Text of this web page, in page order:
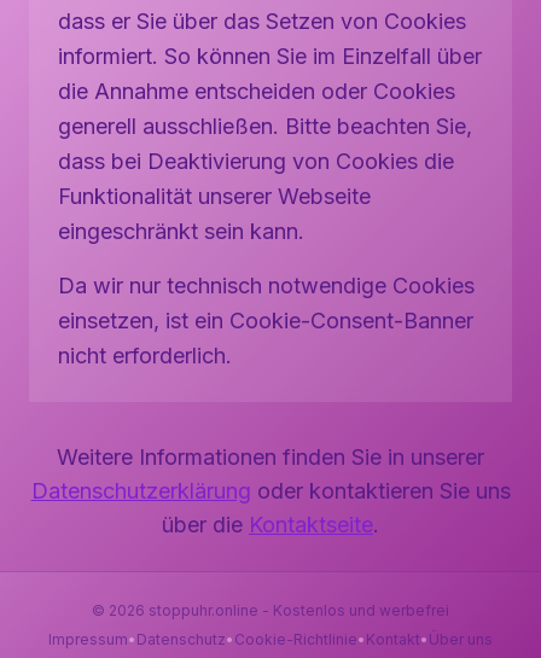
dass er Sie über das Setzen von Cookies
informiert. So können Sie im Einzelfall über
die Annahme entscheiden oder Cookies
generell ausschließen. Bitte beachten Sie,
dass bei Deaktivierung von Cookies die
Funktionalität unserer Webseite
eingeschränkt sein kann.
Da wir nur technisch notwendige Cookies
einsetzen, ist ein Cookie-Consent-Banner
nicht erforderlich.
Weitere Informationen finden Sie in unserer
Datenschutzerklärung oder kontaktieren Sie uns
über die Kontaktseite.
© 2026 stoppuhr.online - Kostenlos und werbefrei
Impressum• Datenschutz• Cookie-Richtlinie• Kontakt• Über uns